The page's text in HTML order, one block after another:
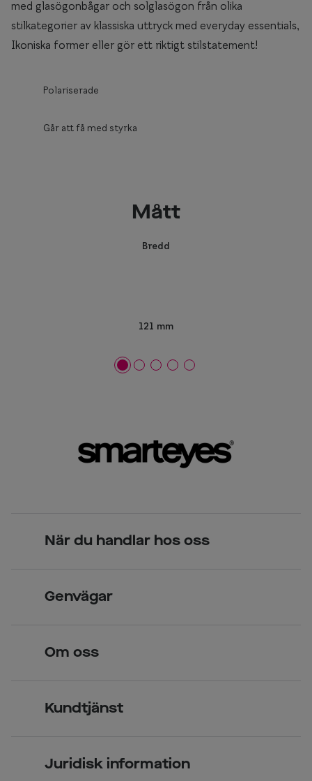
med glasögonbågar och solglasögon från olika
stilkategorier av klassiska uttryck med everyday essentials,
Ikoniska former eller gör ett riktigt stilstatement!
Polariserade
Går att få med styrka
Mått
Bredd
121 mm
När du handlar hos oss
Över 70 butiker
Genvägar
Kontaktlinser
Om oss
Kundtjänst
Juridisk information